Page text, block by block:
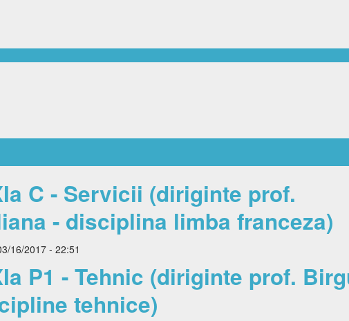
C - Servicii (diriginte prof.
- disciplina limba franceza)
16/2017 - 22:51
P1 - Tehnic (diriginte prof.
tehnice)